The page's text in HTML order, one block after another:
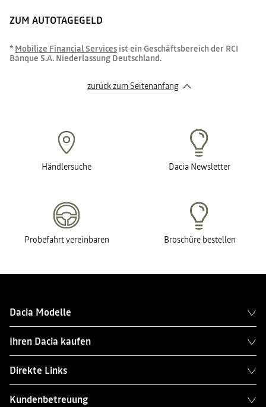
ZUM AUTOTAGEGELD
* Mobilize Financial Services ist ein Geschäftsbereich der RCI
Banque S.A. Niederlassung Deutschland.
zurück zum Seitenanfang
Händlersuche Dacia Newsletter
Probefahrt vereinbaren Broschüre bestellen
Dacia Modelle
Ihren Dacia kaufen
Direkte Links
Kundenbetreuung